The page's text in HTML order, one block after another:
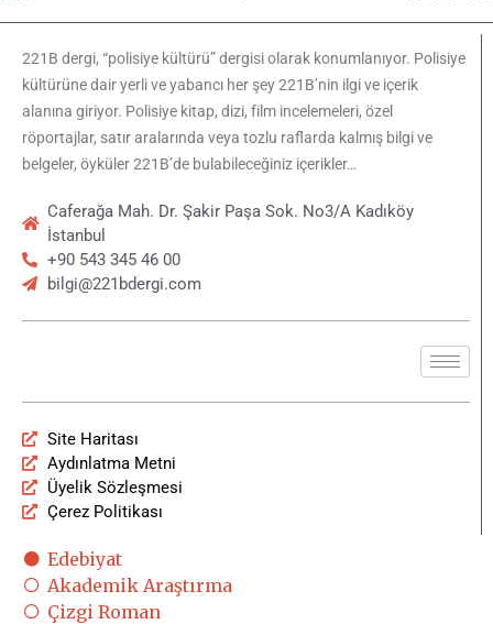
221B dergi, “polisiye kültürü” dergisi olarak konumlanıyor. Polisiye
kültürüne dair yerli ve yabancı her şey 221B’nin ilgi ve içerik
alanına giriyor. Polisiye kitap, dizi, film incelemeleri, özel
röportajlar, satır aralarında veya tozlu raflarda kalmış bilgi ve
belgeler, öyküler 221B’de bulabileceğiniz içerikler…
Caferağa Mah. Dr. Şakir Paşa Sok. No3/A Kadıköy
İstanbul
+90 543 345 46 00
bilgi@221bdergi.com
Site Haritası
Aydınlatma Metni
Üyelik Sözleşmesi
Çerez Politikası
Edebiyat
Akademik Araştırma
Çizgi Roman